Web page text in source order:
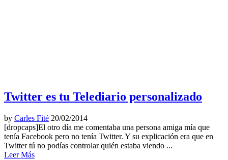
Twitter es tu Telediario personalizado
by Carles Fité 20/02/2014
[dropcaps]El otro día me comentaba una persona amiga mía que
tenía Facebook pero no tenía Twitter. Y su explicación era que en
Twitter tú no podías controlar quién estaba viendo ...
Leer Más